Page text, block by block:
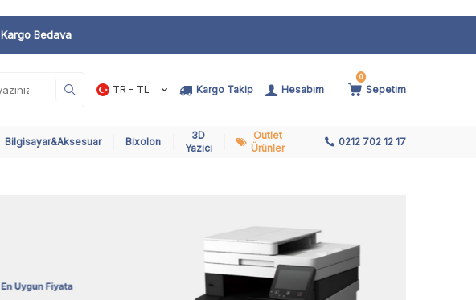
Kargo Bedava
TR − TL Kargo Takip Hesabım
0
Sepetim
Bilgisayar&Aksesuar Bixolon
3D
Yazıcı
Outlet
Ürünler
0212 702 12 17